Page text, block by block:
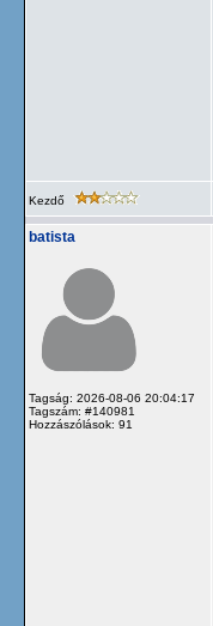
Kezdő
batista
Tagság: 2026-08-06 20:04:17
Tagszám: #140981
Hozzászólások: 91